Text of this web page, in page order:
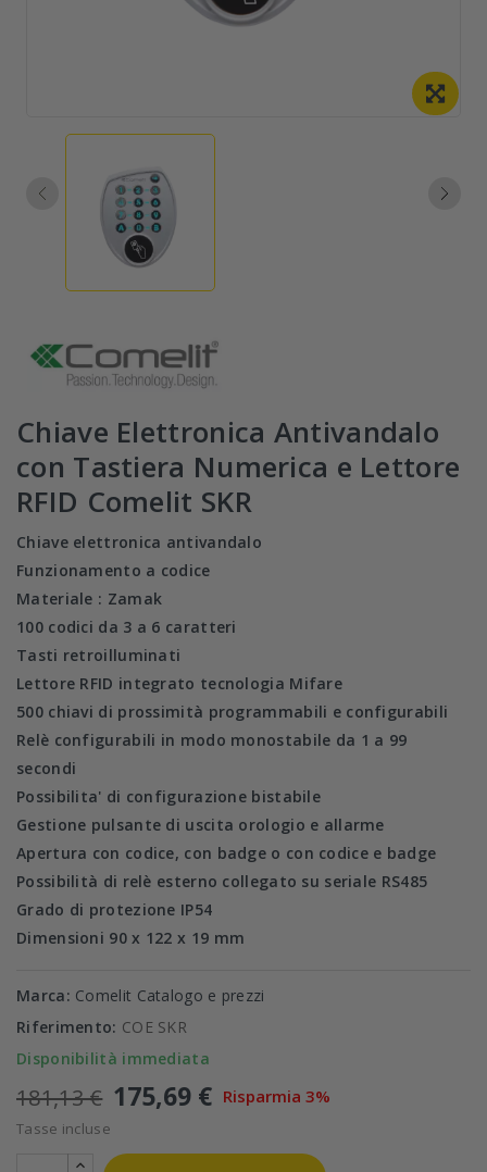
Chiave Elettronica Antivandalo
con Tastiera Numerica e Lettore
RFID Comelit SKR
Chiave elettronica antivandalo
Funzionamento a codice
Materiale : Zamak
100 codici da 3 a 6 caratteri
Tasti retroilluminati
Lettore RFID integrato tecnologia Mifare
500 chiavi di prossimità programmabili e configurabili
Relè configurabili in modo monostabile da 1 a 99
secondi
Possibilita' di configurazione bistabile
Gestione pulsante di uscita orologio e allarme
Apertura con codice, con badge o con codice e badge
Possibilità di relè esterno collegato su seriale RS485
Grado di protezione IP54
Dimensioni 90 x 122 x 19 mm
Marca: Comelit Catalogo e prezzi
Riferimento: COE SKR
Disponibilità immediata
181,13 € 175,69 € Risparmia 3%
Tasse incluse